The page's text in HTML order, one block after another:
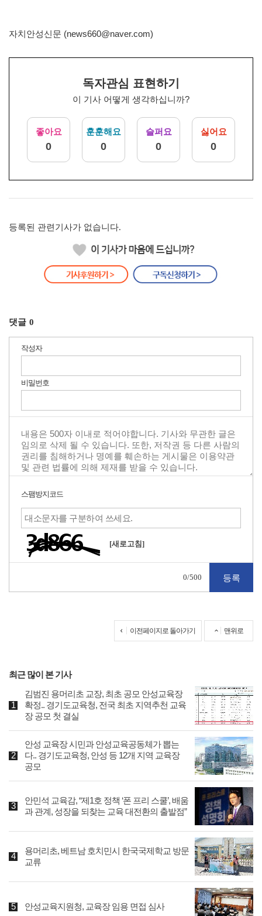
자치안성신문 (news660@naver.com)
독자관심 표현하기
이 기사 어떻게 생각하십니까?
좋아요
0
훈훈해요
0
슬퍼요
0
싫어요
0
등록된 관련기사가 없습니다.
댓글 0
작성자
비밀번호
스팸방지코드
[새로고침]
0/500
이전페이지로 돌아가기 맨위로
최근 많이 본 기사
김범진 용머리초 교장, 최초 공모 안성교육장
확정.. 경기도교육청, 전국 최초 지역추천 교육
장 공모 첫 결실
안성 교육장 시민과 안성교육공동체가 뽑는
다.. 경기도교육청, 안성 등 12개 지역 교육장
공모
안민석 교육감, “제1호 정책 ‘폰 프리 스쿨’, 배움
과 관계, 성장을 되찾는 교육 대전환의 출발점”
용머리초, 베트남 호치민시 한국국제학교 방문
교류
안성교육지원청, 교육장 임용 면접 심사